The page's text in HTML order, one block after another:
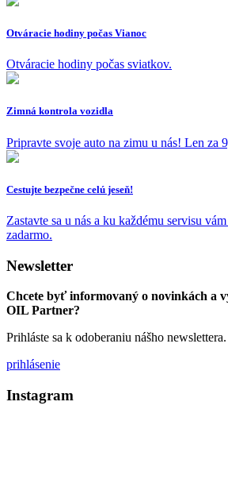
Otváracie hodiny počas Vianoc
Otváracie hodiny počas sviatkov.
Zimná kontrola vozidla
Pripravte svoje auto na zimu u nás! Len za
Cestujte bezpečne celú jeseň!
Zastavte sa u nás a ku každému servisu
zadarmo.
Newsletter
Chcete byť informovaný o novinkách a
OIL Partner?
Prihláste sa k odoberaniu nášho newslettera.
prihlásenie
Instagram